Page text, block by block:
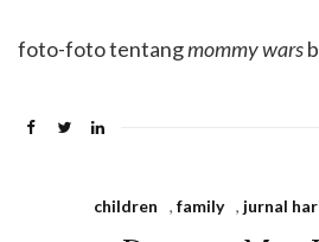
foto-foto tentangmommy wars
children , family , jurnal